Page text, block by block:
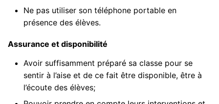
Ne pas utiliser son téléphone portable en
présence des élèves.
Assurance et disponibilité
Avoir suffisamment préparé sa classe pour se
sentir à l’aise et de ce fait être disponible, être à
l’écoute des élèves;